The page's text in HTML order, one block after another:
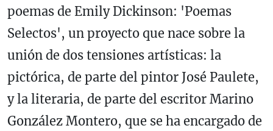
poemas de Emily Dickinson: 'Poemas
Selectos', un proyecto que nace sobre la
unión de dos tensiones artísticas: la
pictórica, de parte del pintor José Paulete,
y la literaria, de parte del escritor Marino
González Montero, que se ha encargado de